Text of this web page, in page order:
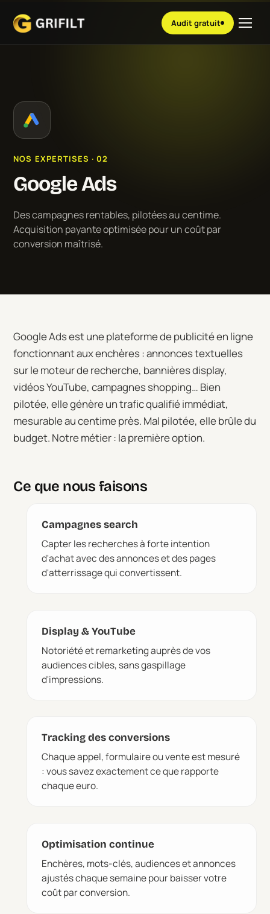
Audit gratuit
NOS EXPERTISES · 02
Google Ads
Des campagnes rentables, pilotées au centime.
Acquisition payante optimisée pour un coût par
conversion maîtrisé.
Google Ads est une plateforme de publicité en ligne
fonctionnant aux enchères : annonces textuelles
sur le moteur de recherche, bannières display,
vidéos YouTube, campagnes shopping… Bien
pilotée, elle génère un trafic qualifié immédiat,
mesurable au centime près. Mal pilotée, elle brûle du
budget. Notre métier : la première option.
Ce que nous faisons
Campagnes search
Capter les recherches à forte intention
d'achat avec des annonces et des pages
d'atterrissage qui convertissent.
Display & YouTube
Notoriété et remarketing auprès de vos
audiences cibles, sans gaspillage
d'impressions.
Tracking des conversions
Chaque appel, formulaire ou vente est mesuré
: vous savez exactement ce que rapporte
chaque euro.
Optimisation continue
Enchères, mots-clés, audiences et annonces
ajustés chaque semaine pour baisser votre
coût par conversion.